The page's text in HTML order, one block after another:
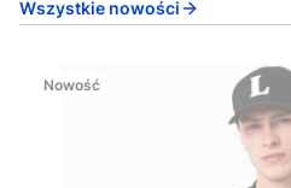
Wszystkie nowości
Nowość